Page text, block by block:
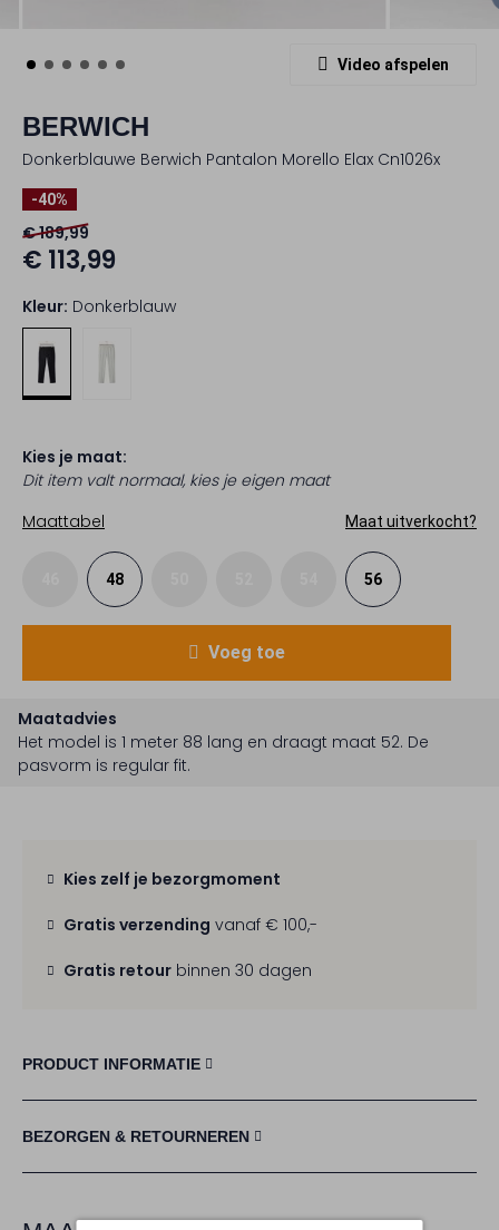
Video afspelen
BERWICH
Donkerblauwe Berwich Pantalon Morello Elax Cn1026x
-40%
€ 189,99
€ 113,99
Kleur: Donkerblauw
Kies je maat:
Dit item valt normaal, kies je eigen maat
Maattabel
Maat uitverkocht?
48 56
Voeg toe
Maatadvies
Het model is 1 meter 88 lang en draagt maat 52. De
pasvorm is regular fit.
Kies zelf je bezorgmoment
Gratis verzending vanaf € 100,-
Gratis retour binnen 30 dagen
PRODUCT INFORMATIE
BEZORGEN & RETOURNEREN